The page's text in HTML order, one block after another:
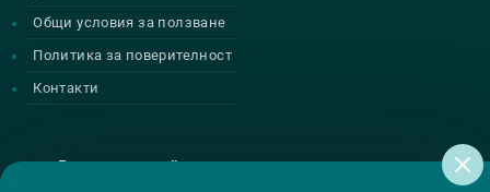
Общи условия за ползване
Политика за поверителност
Контакти
Регистрирай се за нашите атрактивни